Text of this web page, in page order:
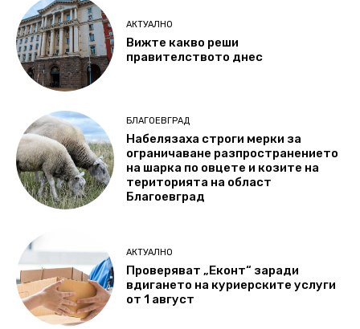
АКТУАЛНО
Вижте какво реши
правителството днес
БЛАГОЕВГРАД
Набелязаха строги мерки за
ограничаване разпространението
на шарка по овцете и козите на
територията на област
Благоевград
АКТУАЛНО
Проверяват „Еконт“ заради
вдигането на куриерските услуги
от 1 август